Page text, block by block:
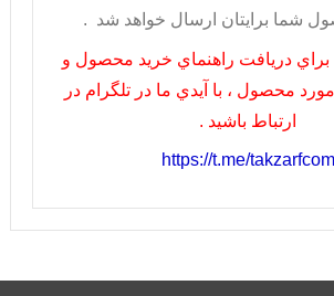
شما برايتان ارسال خواهد شد .
براي دريافت راهنماي خريد محصول و
محصول ، با آيدي ما در تلگرام در
ارتباط باشيد .
https://t.me/takzarfcom